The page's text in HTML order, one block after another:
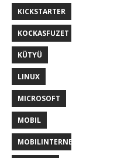
KICKSTARTER
KOCKASFUZET
KÜTYÜ
LINUX
MICROSOFT
MOBIL
MOBILINTERNET